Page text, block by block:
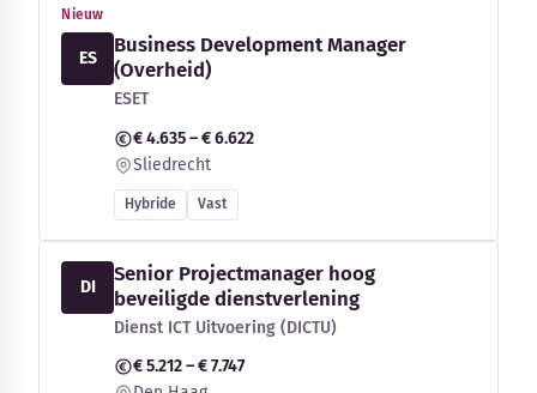
Nieuw
ES
Business Development Manager
(Overheid)
ESET
€ 4.635 – € 6.622
Sliedrecht
Hybride Vast
DI
Senior Projectmanager hoog
beveiligde dienstverlening
Dienst ICT Uitvoering (DICTU)
€ 5.212 – € 7.747